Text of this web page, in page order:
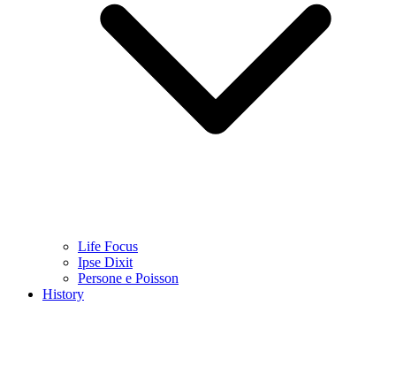
Life Focus
Ipse Dixit
Persone e Poisson
History